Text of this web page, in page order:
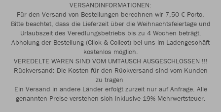
VERSANDINFORMATIONEN:
Für den Versand von Bestellungen berechnen wir 7,50 € Porto.
Bitte beachtet, dass die Lieferzeit über die Weihnachtsfeiertage und
Urlaubszeit des Veredlungsbetriebs bis zu 4 Wochen beträgt.
Abholung der Bestellung (Click & Collect) bei uns im Ladengeschäft
kostenlos möglich.
VEREDELTE WAREN SIND VOM UMTAUSCH AUSGESCHLOSSEN !!!
Rückversand: Die Kosten für den Rückversand sind vom Kunden
zu tragen
Ein Versand in andere Länder erfolgt zurzeit nur auf Anfrage. Alle
genannten Preise verstehen sich inklusive 19% Mehrwertsteuer.